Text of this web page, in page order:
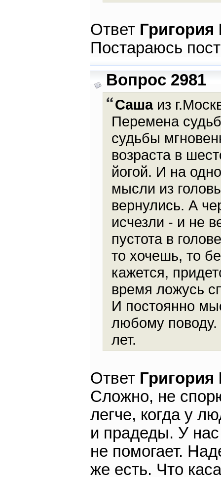
Ответ
Постараюсь
Вопрос 2981
Сашаиз
Перемена
судьбы
возраста в
йогой. И на
мысли из
вернулись. А
исчезли - и не
пустота в
то хочешь, то
кажется,
время ложусь
И постоянно
любому поводу.
лет.
Ответ
Сложно, не
легче, когда у
и прадеды. У
не помогает.
же есть. Что